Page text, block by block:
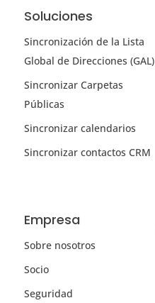
Soluciones
Sincronización de la Lista
Global de Direcciones (GAL)
Sincronizar Carpetas
Públicas
Sincronizar calendarios
Sincronizar contactos CRM
Empresa
Sobre nosotros
Socio
Seguridad